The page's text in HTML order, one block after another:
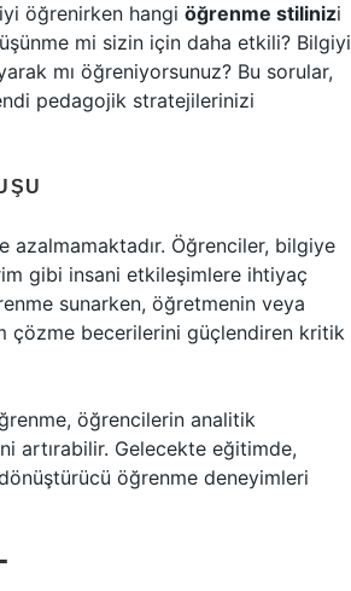
öğrenirken hangi öğrenme stilinizi
mi sizin için daha etkili? Bilgiyi
mı öğreniyorsunuz? Bu sorular,
pedagojik stratejilerinizi
azalmamaktadır. Öğrenciler, bilgiye
gibi insani etkileşimlere ihtiyaç
sunarken, öğretmenin veya
çözme becerilerini güçlendiren kritik
öğrencilerin analitik
artırabilir. Gelecekte eğitimde,
öğrenme deneyimleri